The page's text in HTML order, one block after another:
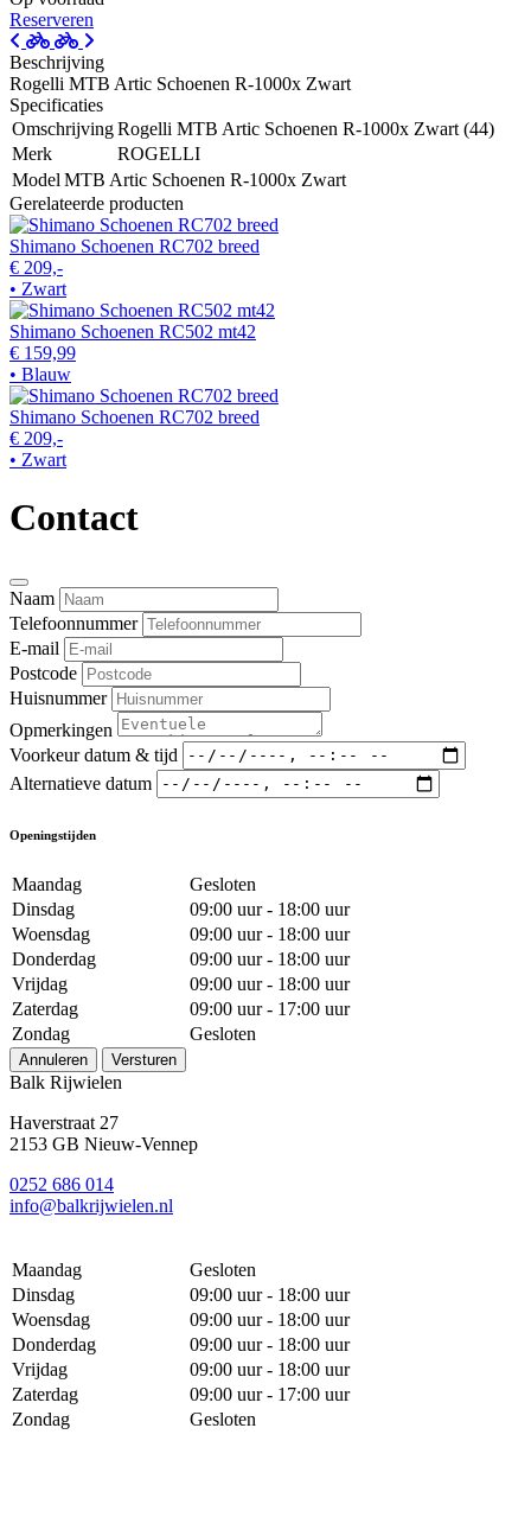
Reserveren
Beschrijving
Rogelli MTB Artic Schoenen R-1000x Zwart
Specificaties
OmschrijvingRogelli MTB Artic Schoenen R-1000x Zwart (44)
Merk
ROGELLI
Model MTB Artic Schoenen R-1000x Zwart
Gerelateerde producten
Shimano Schoenen RC702 breed
€ 209,-
• Zwart
Shimano Schoenen RC502 mt42
€ 159,99
• Blauw
Shimano Schoenen RC702 breed
€ 209,-
• Zwart
Contact
Naam
Telefoonnummer
E-mail
Postcode
Huisnummer
Opmerkingen
Voorkeur datum & tijd
Alternatieve datum
Openingstijden
Maandag
Gesloten
Dinsdag
09:00 uur - 18:00 uur
Woensdag
09:00 uur - 18:00 uur
Donderdag
09:00 uur - 18:00 uur
Vrijdag
09:00 uur - 18:00 uur
Zaterdag
09:00 uur - 17:00 uur
Zondag
Gesloten
Annuleren Versturen
Balk Rijwielen
Haverstraat 27
2153 GB Nieuw-Vennep
0252 686 014
info@balkrijwielen.nl
Maandag
Gesloten
Dinsdag
09:00 uur - 18:00 uur
Woensdag
09:00 uur - 18:00 uur
Donderdag
09:00 uur - 18:00 uur
Vrijdag
09:00 uur - 18:00 uur
Zaterdag
09:00 uur - 17:00 uur
Zondag
Gesloten